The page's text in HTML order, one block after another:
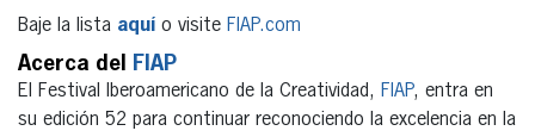
Baje la lista aquí o visite FIAP.com
Acerca del FIAP
El Festival Iberoamericano de la Creatividad, FIAP, entra en
su edición 52 para continuar reconociendo la excelencia en la